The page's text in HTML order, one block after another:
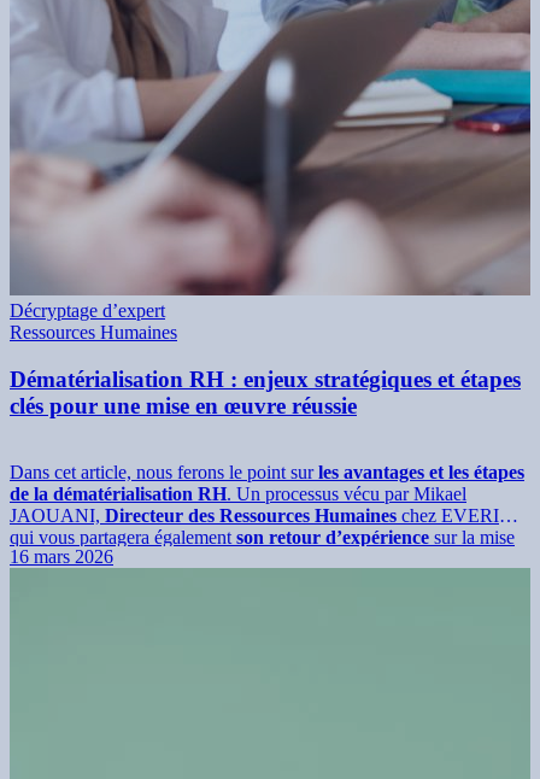
Décryptage d’expert
Ressources Humaines
Dématérialisation RH : enjeux stratégiques et étapes
clés pour une mise en œuvre réussie
Dans cet article, nous ferons le point surles avantages et les étapes
de la dématérialisation RH. Un processus vécu par Mikael
JAOUANI, Directeur des Ressources Humaines chez EVERIAL
qui vous partagera également son retour d’expérience sur la mise
en place d’une
16 mars 2026